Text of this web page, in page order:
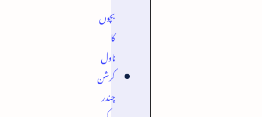
بچوں
کا
ناول
کرشن
چندر